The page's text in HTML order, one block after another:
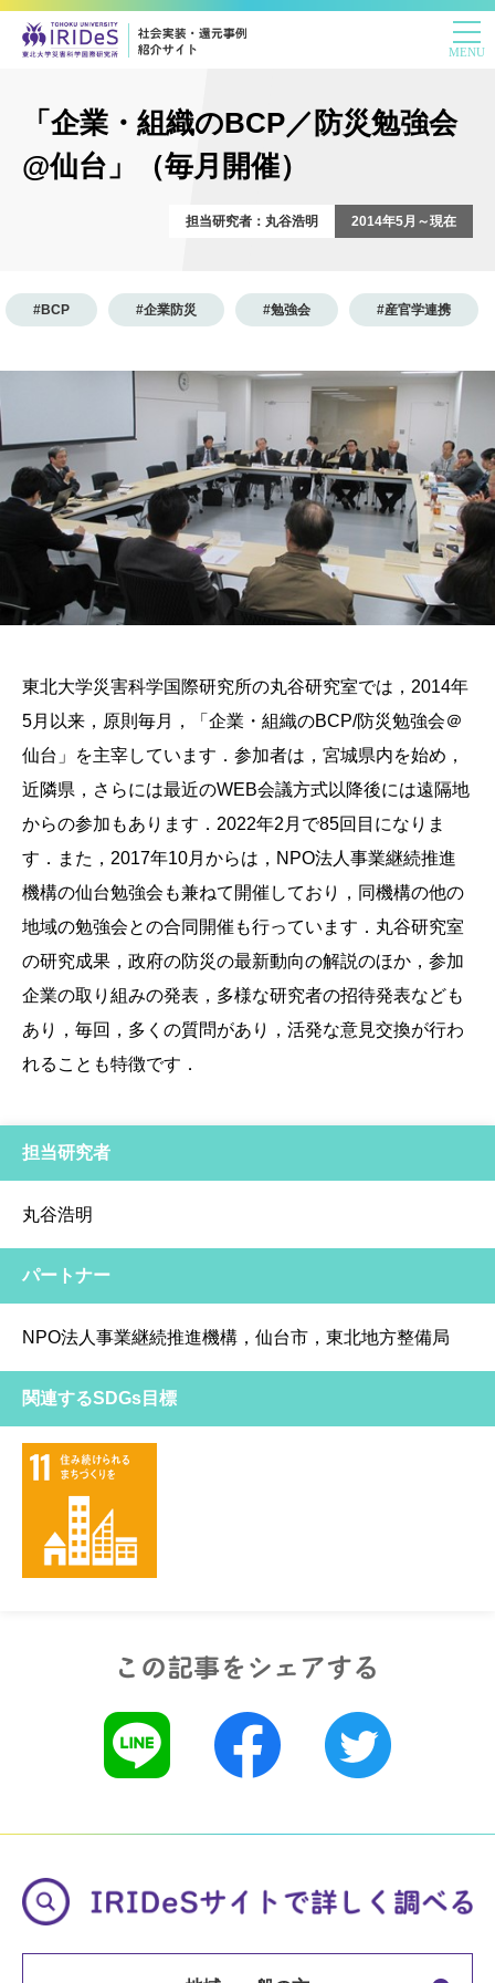
「企業・組織のBCP／防災勉強会
@仙台」（毎月開催）
担当研究者：丸谷浩明 2014年5月～現在
#BCP #企業防災 #勉強会 #産官学連携
東北大学災害科学国際研究所の丸谷研究室では，2014年
5月以来，原則毎月，「企業・組織のBCP/防災勉強会＠
仙台」を主宰しています．参加者は，宮城県内を始め，
近隣県，さらには最近のWEB会議方式以降後には遠隔地
からの参加もあります．2022年2月で85回目になりま
す．また，2017年10月からは，NPO法人事業継続推進
機構の仙台勉強会も兼ねて開催しており，同機構の他の
地域の勉強会との合同開催も行っています．丸谷研究室
の研究成果，政府の防災の最新動向の解説のほか，参加
企業の取り組みの発表，多様な研究者の招待発表なども
あり，毎回，多くの質問があり，活発な意見交換が行わ
れることも特徴です．
担当研究者
丸谷浩明
パートナー
NPO法人事業継続推進機構，仙台市，東北地方整備局
関連するSDGs目標